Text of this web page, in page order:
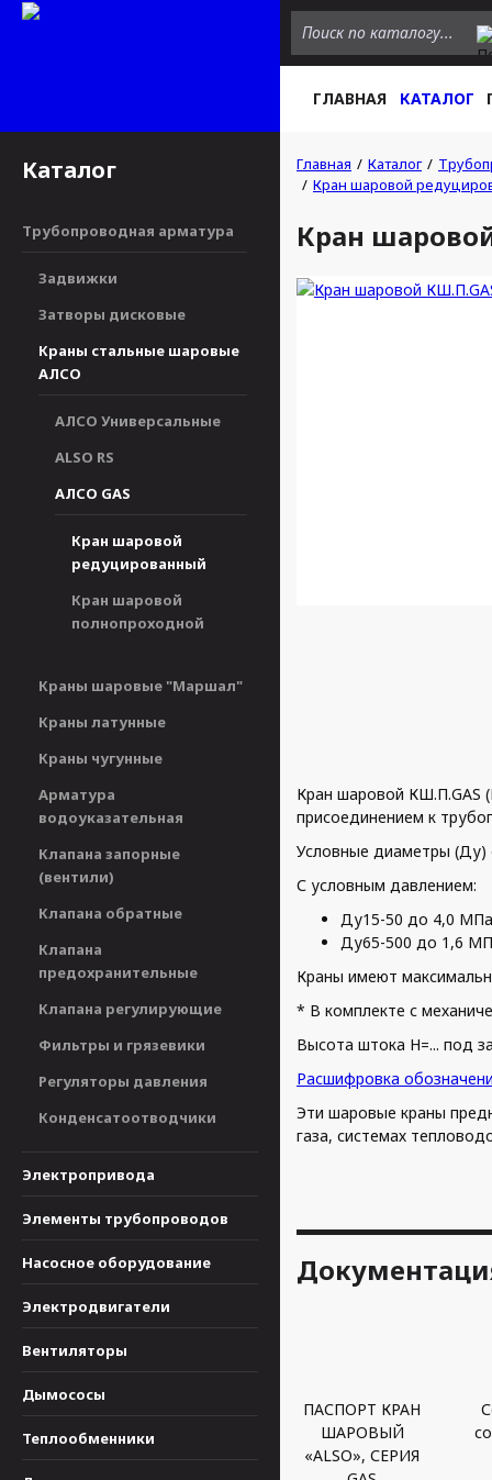
ГЛАВНАЯ КАТАЛОГ
Каталог
Трубопроводная арматура
Задвижки
Затворы дисковые
Краны стальные шаровые
АЛСО
АЛСО Универсальные
ALSO RS
АЛСО GAS
Кран шаровой
редуцированный
Кран шаровой
полнопроходной
Краны шаровые "Маршал"
Краны латунные
Краны чугунные
Арматура
водоуказательная
Клапана запорные
(вентили)
Клапана обратные
Клапана
предохранительные
Клапана регулирующие
Фильтры и грязевики
Регуляторы давления
Конденсатоотводчики
Электропривода
Элементы трубопроводов
Насосное оборудование
Электродвигатели
Вентиляторы
Дымососы
Теплообменники
Главная Каталог
Кран шаровой
Кран
Кран шаровой КШ.П.GAS
присоединением к
Условные диаметры (Ду)
С условным давлением:
Ду15-50 до 4,0
Ду65-500 до 1,6
Краны имеют
* В комплекте с
Высота штока Н=... под
Расшифровка
Эти шаровые краны
газа, системах
ПАСПОРТ КРАН
ШАРОВЫЙ
«ALSO», СЕРИЯ